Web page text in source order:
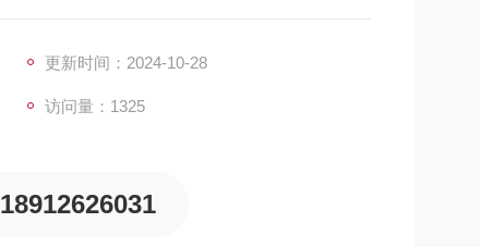
更新时间：2024-10-28
访问量：1325
18912626031